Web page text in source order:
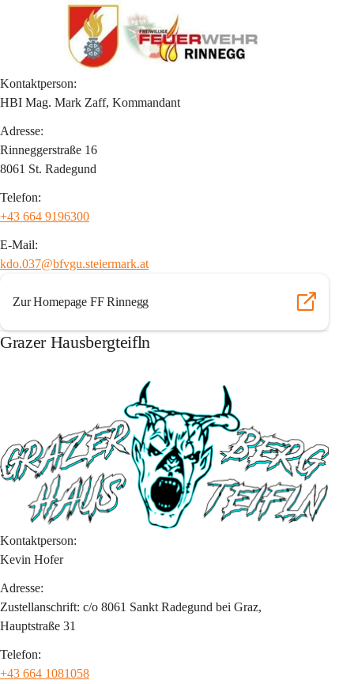
Kontaktperson:
HBI Mag. Mark Zaff, Kommandant
Adresse:
Rinneggerstraße 16
8061 St. Radegund
Telefon:
+43 664 9196300
E-Mail:
kdo.037@bfvgu.steiermark.at
Zur Homepage FF Rinnegg
Grazer Hausbergteifln
Kontaktperson:
Kevin Hofer
Adresse:
Zustellanschrift: c/o 8061 Sankt Radegund bei Graz,
Hauptstraße 31
Telefon:
+43 664 1081058